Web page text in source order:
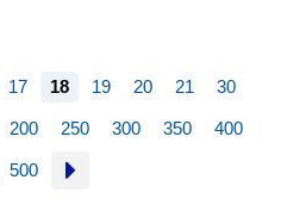
17 18 19 20 21 30
200 250 300 350 400
500